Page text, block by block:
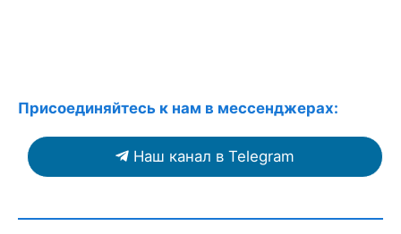
Присоединяйтесь к нам в мессенджерах:
Наш канал в Telegram